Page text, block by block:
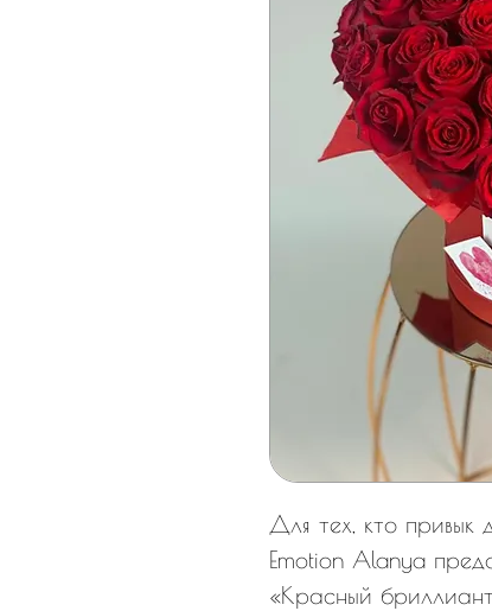
Для тех, кто привык
Emotion Alanya
«Красный